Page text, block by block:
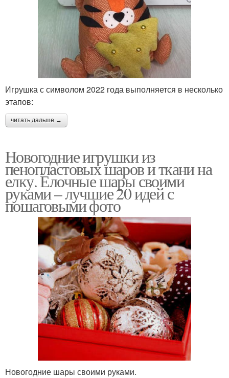
Игрушка с символом 2022 года выполняется в несколько
этапов:
читать дальше →
Новогодние игрушки из
пенопластовых шаров и ткани на
елку. Елочные шары своими
руками – лучшие 20 идей с
пошаговыми фото
Новогодние шары своими руками.